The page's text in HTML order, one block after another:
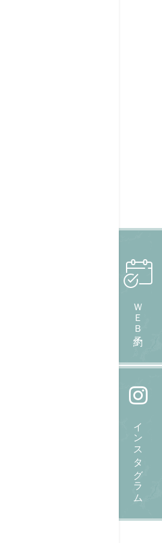
ＷＥＢ予約
インスタグラム